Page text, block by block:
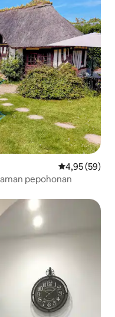
Nilai rata-rata
4,95 (59)
pepohonan